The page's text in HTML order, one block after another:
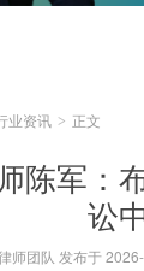
业资讯 > 正文
陈军：
讼
师团队 发布于